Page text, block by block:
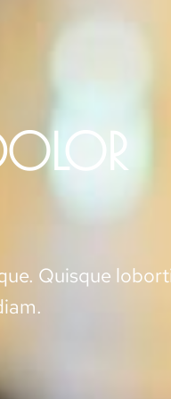
Quisque